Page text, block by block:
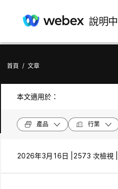
說明
首頁 / 文章
本文適用於：
產品 行業
2026年3月16日 | 2573 次檢視 |